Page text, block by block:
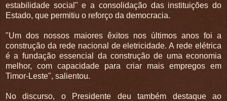
estabilidade social" e a consolidação das instituições do
Estado, que permitiu o reforço da democracia.
"Um dos nossos maiores êxitos nos últimos anos foi a
construção da rede nacional de eletricidade. A rede elétrica
é a fundação essencial da construção de uma economia
melhor, com capacidade para criar mais empregos em
Timor-Leste", salientou.
No discurso, o Presidente deu também destaque ao